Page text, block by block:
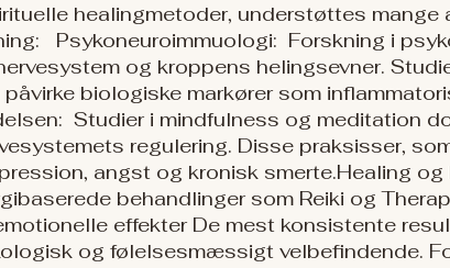
healingmetoder, understøttes mange
Psykoneuroimmuologi: Forskning i
og kroppens helingsevner.
biologiske markører som
Studier i mindfulness og meditation
regulering. Disse praksisser,
angst og kronisk smerte. ​ Healing og
behandlinger som Reiki og
effekter De mest konsistente
og følelsesmæssigt velbefindende.